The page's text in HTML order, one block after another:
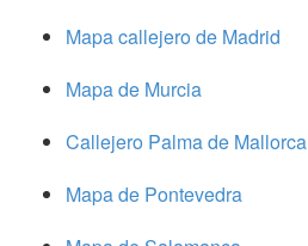
Mapa callejero de Madrid
Mapa de Murcia
Callejero Palma de Mallorca
Mapa de Pontevedra